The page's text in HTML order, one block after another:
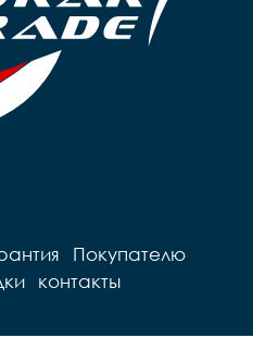
Покупателю
контакты